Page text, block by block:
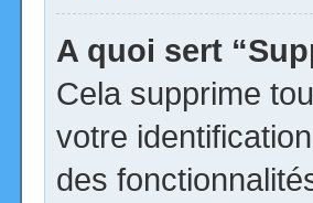
A quoi sert
Cela supprime
votre
des